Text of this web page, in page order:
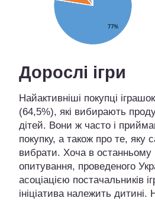
Дорослі ігри
Найактивніші покупці
(64,5%), які вибирають
дітей. Вони ж часто і
покупку, а також про те, яку
вибрати. Хоча в останньому
опитування, проведеного
асоціацією постачальників
ініціатива належить